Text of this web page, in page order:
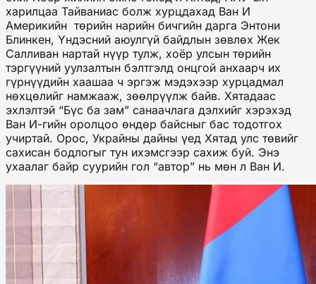
харилцаа Тайваниас болж хурцдахад Ван И
Америкийн төрийн нарийн бичгийн дарга Энтони
Блинкен, Үндэсний аюулгүй байдлын зөвлөх Жек
Салливан нартай нүүр тулж, хоёр улсын төрийн
тэргүүний уулзалтын бэлтгэлд онцгой анхаарч их
гүрнүүдийн хаашаа ч эргэж мэдэхээр хурцадмал
нөхцөлийг намжааж, зөөлрүүлж байв. Хятадаас
эхлэлтэй “Бүс ба зам” санаачлага дэлхийг хэрэхэд
Ван И-гийн оролцоо өндөр байсныг бас тодотгох
учиртай. Орос, Украйны дайны үед Хятад улс төвийг
сахисан бодлогыг тун ихэмсгээр сахиж буй. Энэ
ухаалаг байр суурийн гол “автор” нь мөн л Ван И.